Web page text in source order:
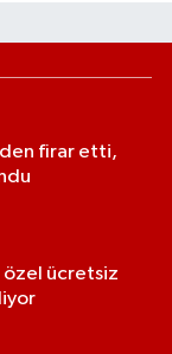
firar etti,
özel ücretsiz